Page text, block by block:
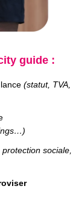
guide :
(statut, TVA,
protection sociale,